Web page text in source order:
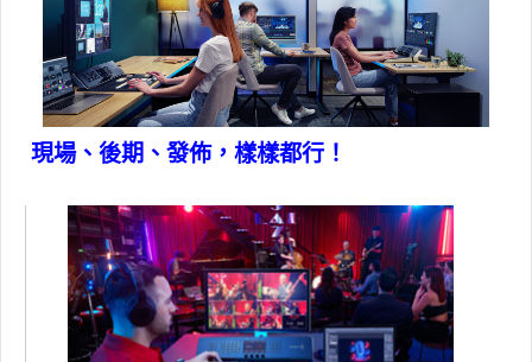
現場、後期、發佈，樣樣都行！